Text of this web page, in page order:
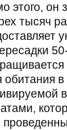
этого, он
тысяч
обитания